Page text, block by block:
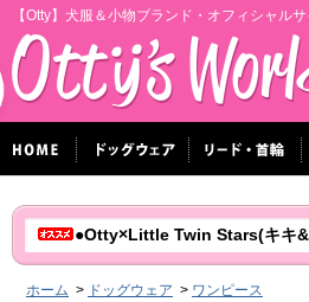
【Otty】犬服＆小物ブランド・オフィシャルサ
●Otty×Little Twin Stars(キキ&
ホーム > ドッグウェア > ワンピース